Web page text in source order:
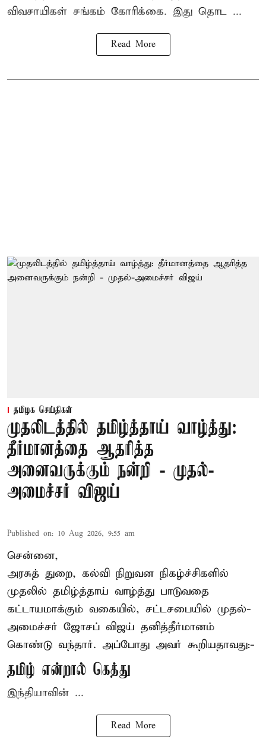
விவசாயிகள் சங்கம் கோரிக்கை. இது தொட ...
Read More
தமிழக செய்திகள்
முதலிடத்தில் தமிழ்த்தாய் வாழ்த்து:
தீர்மானத்தை ஆதரித்த
அனைவருக்கும் நன்றி - முதல்-
அமைச்சர் விஜய்
Published on: 10 Aug 2026, 9:55 am
சென்னை,
அரசுத் துறை, கல்வி நிறுவன நிகழ்ச்சிகளில்
முதலில் தமிழ்த்தாய் வாழ்த்து பாடுவதை
கட்டாயமாக்கும் வகையில், சட்டசபையில் முதல்-
அமைச்சர் ஜோசப் விஜய் தனித்தீர்மானம்
கொண்டு வந்தார். அப்போது அவர் கூறியதாவது:-
தமிழ் என்றால் கெத்து
இந்தியாவின் ...
Read More